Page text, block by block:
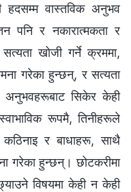
हदसम्‍म वास्तविक अनुभव
पनि र नकारात्मकता र
खोजी गर्ने क्रममा,
गरेका हुन्छन्, र सत्यता
अनुभवहरूबाट सिकेर केही
रूपमै, तिनीहरूले
र बाधाहरू, साथै
गरेका हुन्छन्। छोटकरीमा
विषयमा केही न केही